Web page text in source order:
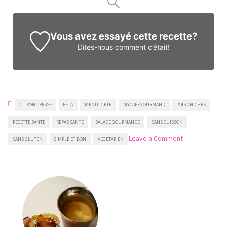
Vous avez essayé cette recette?
Dites-nous comment c’était!
CITRON PRESSE FETA MENU D'ETE MYCAFEGOURMAND POIS CHICHES
RECETTE SANTE REPAS SANTE SALADE GOURMANDE SANS CUISSON
SANS GLUTEN SIMPLE ET BON VEGETARIEN Leave a Commenton